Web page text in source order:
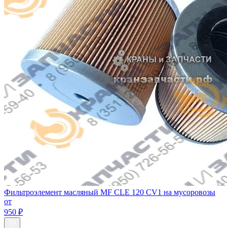
Фильтроэлемент масляный MF CLE 120 CV1 на мусоровозы
от
950 ₽